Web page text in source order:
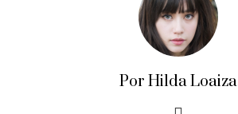
Por Hilda Loaiza